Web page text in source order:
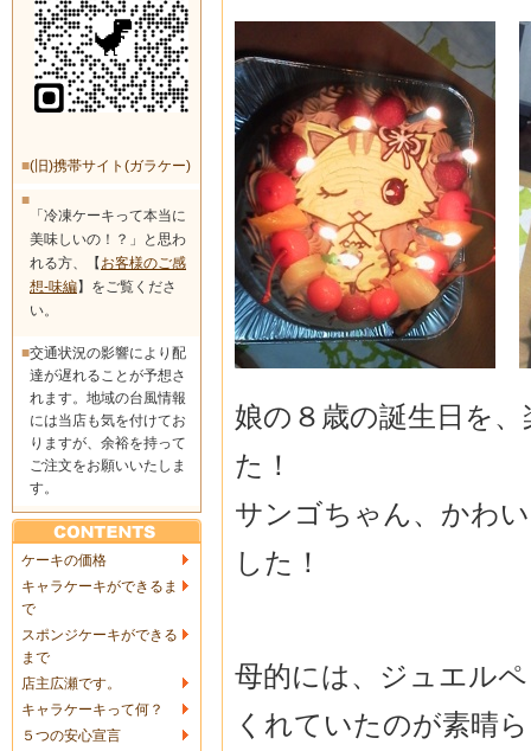
■(旧)携帯サイト(ガラケー)
■
「冷凍ケーキって本当に
美味しいの！？」と思わ
れる方、【 お客様のご感
想-味編】をご覧くださ
い。
■交通状況の影響により配
達が遅れることが予想さ
れます。地域の台風情報
には当店も気を付けてお
りますが、余裕を持って
ご注文をお願いいたしま
す。
ケーキの価格
キャラケーキができるま
で
スポンジケーキができる
まで
店主広瀬です。
キャラケーキって何？
５つの安心宣言
娘の８歳の誕生日を
た！
サンゴちゃん、かわ
した！
母的には、ジュエル
くれていたのが素晴